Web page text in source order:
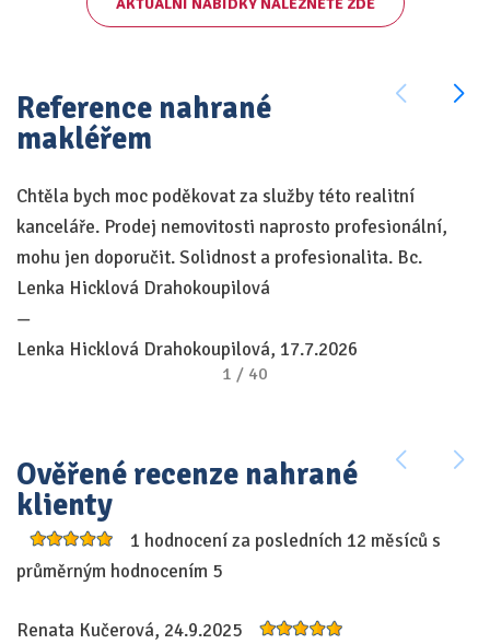
AKTUÁLNÍ NABÍDKY NALEZNETE ZDE
Reference nahrané
makléřem
Chtěla bych moc poděkovat za služby této realitní
kanceláře. Prodej nemovitosti naprosto profesionální,
mohu jen doporučit. Solidnost a profesionalita. Bc.
Lenka Hicklová Drahokoupilová
—
Lenka Hicklová Drahokoupilová, 17.7.2026
1 / 40
Ověřené recenze nahrané
klienty
1 hodnocení za posledních 12 měsíců s
průměrným hodnocením 5
Renata Kučerová, 24.9.2025